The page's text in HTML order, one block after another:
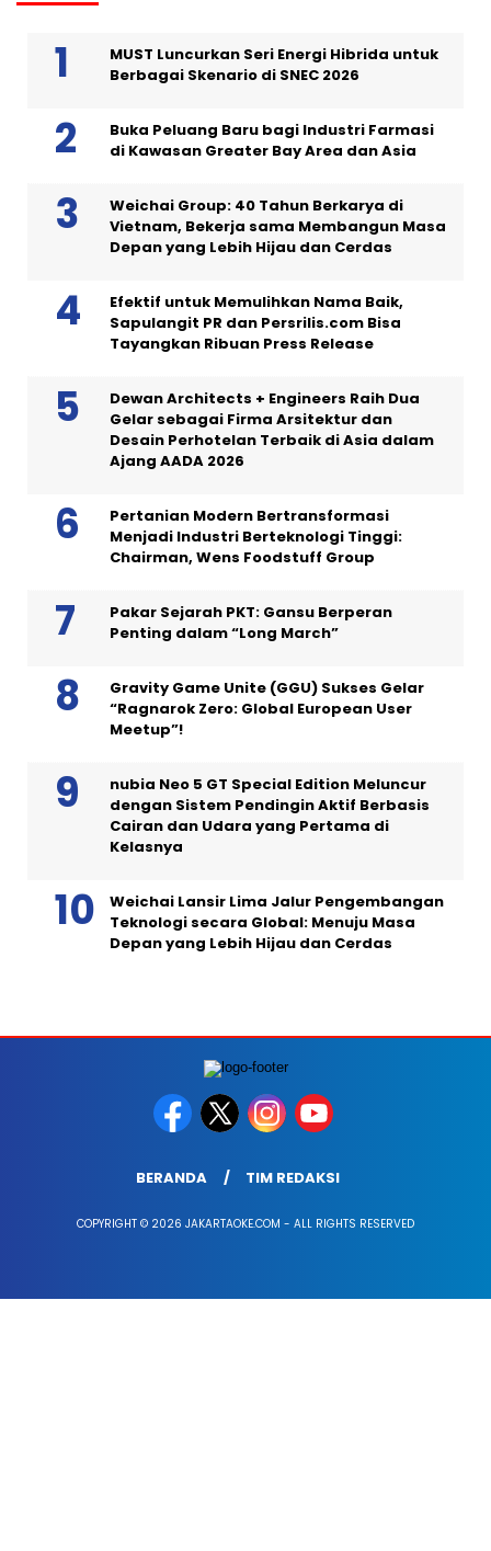
MUST Luncurkan Seri Energi Hibrida untuk
Berbagai Skenario di SNEC 2026
Buka Peluang Baru bagi Industri Farmasi
di Kawasan Greater Bay Area dan Asia
Weichai Group: 40 Tahun Berkarya di
Vietnam, Bekerja sama Membangun Masa
Depan yang Lebih Hijau dan Cerdas
Efektif untuk Memulihkan Nama Baik,
Sapulangit PR dan Persrilis.com Bisa
Tayangkan Ribuan Press Release
Dewan Architects + Engineers Raih Dua
Gelar sebagai Firma Arsitektur dan
Desain Perhotelan Terbaik di Asia dalam
Ajang AADA 2026
Pertanian Modern Bertransformasi
Menjadi Industri Berteknologi Tinggi:
Chairman, Wens Foodstuff Group
Pakar Sejarah PKT: Gansu Berperan
Penting dalam “Long March”
Gravity Game Unite (GGU) Sukses Gelar
“Ragnarok Zero: Global European User
Meetup”!
nubia Neo 5 GT Special Edition Meluncur
dengan Sistem Pendingin Aktif Berbasis
Cairan dan Udara yang Pertama di
Kelasnya
Weichai Lansir Lima Jalur Pengembangan
Teknologi secara Global: Menuju Masa
Depan yang Lebih Hijau dan Cerdas
BERANDA TIM REDAKSI
COPYRIGHT © 2026 JAKARTAOKE.COM - ALL RIGHTS RESERVED